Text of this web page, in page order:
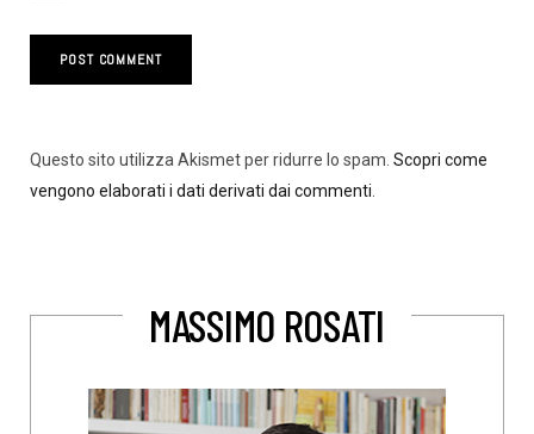
Questo sito utilizza Akismet per ridurre lo spam. Scopri come
vengono elaborati i dati derivati dai commenti.
MASSIMO ROSATI